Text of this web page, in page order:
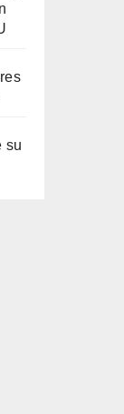
su